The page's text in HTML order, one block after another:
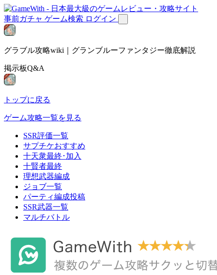
事前ガチャ ゲーム検索 ログイン
グラブル攻略wiki｜グランブルーファンタジー徹底解説
掲示板Q&A
トップに戻る
ゲーム攻略一覧を見る
SSR評価一覧
サプチケおすすめ
十天衆最終･加入
十賢者最終
理想武器編成
ジョブ一覧
パーティ編成投稿
SSR武器一覧
マルチバトル